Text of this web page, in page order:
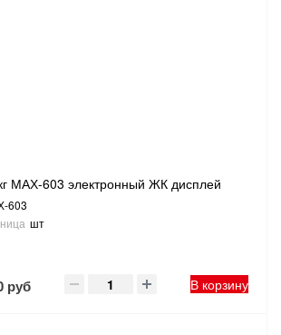
МАХ-603 электронный ЖК дисплей
603
шт
руб В корзину